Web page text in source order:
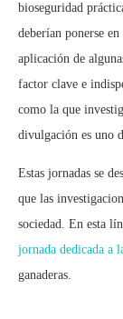
bioseguridad
deberían ponerse
aplicación de
factor clave e
como la que
divulgación es uno
Estas jornadas se
que las
sociedad. En esta
jornada dedicada a
ganaderas.